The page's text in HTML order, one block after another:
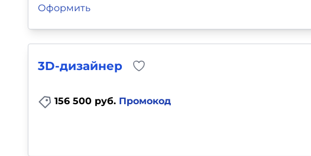
Оформить
3D-дизайнер
156 500 руб. Промокод